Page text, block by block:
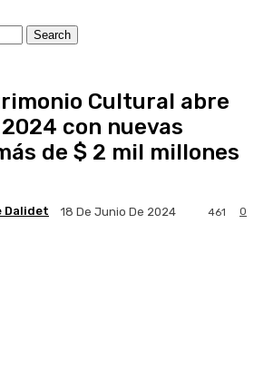
Cultural abre
con nuevas
de $ 2 mil millones
Dalidet 18 De Junio De 2024 0
461